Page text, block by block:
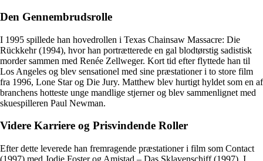
Den Gennembrudsrolle
I 1995 spillede han hovedrollen i Texas Chainsaw Massacre: Die
Rückkehr (1994), hvor han portrætterede en gal blodtørstig sadistisk
morder sammen med Renée Zellweger. Kort tid efter flyttede han til
Los Angeles og blev sensationel med sine præstationer i to store film
fra 1996, Lone Star og Die Jury. Matthew blev hurtigt hyldet som en af
branchens hotteste unge mandlige stjerner og blev sammenlignet med
skuespilleren Paul Newman.
Videre Karriere og Prisvindende Roller
Efter dette leverede han fremragende præstationer i film som Contact
(1997) med Jodie Foster og Amistad – Das Sklavenschiff (1997). I